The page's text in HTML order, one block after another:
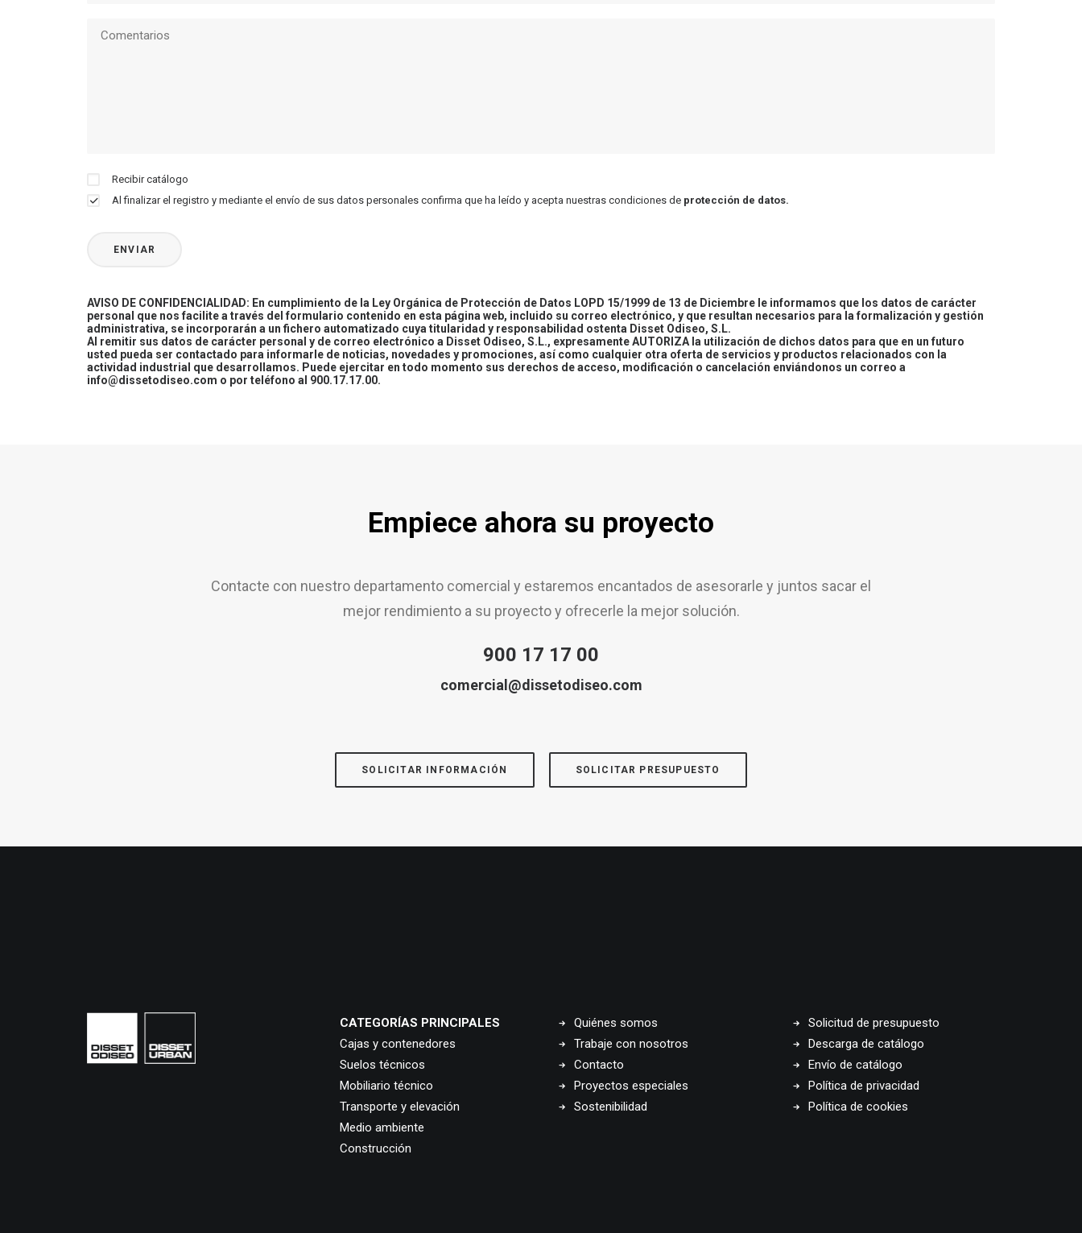
Recibir catálogo
Al finalizar el registro y mediante el envío de sus datos personales confirma que ha leído y acepta nuestras condiciones de protección de datos.
AVISO DE CONFIDENCIALIDAD: En cumplimiento de la Ley Orgánica de Protección de Datos LOPD 15/1999 de 13 de Diciembre le informamos que los datos de carácter
personal que nos facilite a través del formulario contenido en esta página web, incluido su correo electrónico, y que resultan necesarios para la formalización y gestión
administrativa, se incorporarán a un fichero automatizado cuya titularidad y responsabilidad ostenta Disset Odiseo, S.L.
Al remitir sus datos de carácter personal y de correo electrónico a Disset Odiseo, S.L., expresamente AUTORIZA la utilización de dichos datos para que en un futuro
usted pueda ser contactado para informarle de noticias, novedades y promociones, así como cualquier otra oferta de servicios y productos relacionados con la
actividad industrial que desarrollamos. Puede ejercitar en todo momento sus derechos de acceso, modificación o cancelación enviándonos un correo a
info@dissetodiseo.com o por teléfono al 900.17.17.00.
Empiece ahora su proyecto
Contacte con nuestro departamento comercial y estaremos encantados de asesorarle y juntos sacar el
mejor rendimiento a su proyecto y ofrecerle la mejor solución.
900 17 17 00
comercial@dissetodiseo.com
SOLICITAR INFORMACIÓN SOLICITAR PRESUPUESTO
CATEGORÍAS PRINCIPALES
Cajas y contenedores
Suelos técnicos
Mobiliario técnico
Transporte y elevación
Medio ambiente
Construcción
Quiénes somos
Trabaje con nosotros
Contacto
Proyectos especiales
Sostenibilidad
Solicitud de presupuesto
Descarga de catálogo
Envío de catálogo
Política de privacidad
Política de cookies